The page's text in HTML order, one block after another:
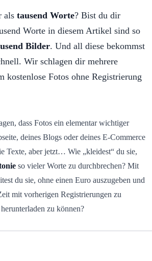
als tausend Worte? Bist du dir
Worte in diesem Artikel sind so
Bilder. Und all diese bekommst
Wir schlagen dir mehrere
kostenlose Fotos ohne Registrierung
dass Fotos ein elementar wichtiger
deines Blogs oder deines E-Commerce
Texte, aber jetzt… Wie „kleidest“ du sie,
so vieler Worte zu durchbrechen? Mit
du sie, ohne einen Euro auszugeben und
mit vorherigen Registrierungen zu
zu können?